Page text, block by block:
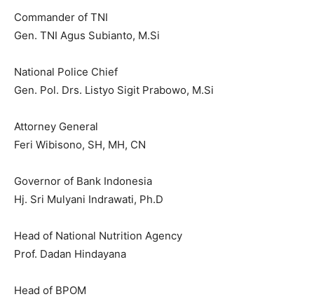
Commander of TNI
Gen. TNI Agus Subianto, M.Si
National Police Chief
Gen. Pol. Drs. Listyo Sigit Prabowo, M.Si
Attorney General
Feri Wibisono, SH, MH, CN
Governor of Bank Indonesia
Hj. Sri Mulyani Indrawati, Ph.D
Head of National Nutrition Agency
Prof. Dadan Hindayana
Head of BPOM